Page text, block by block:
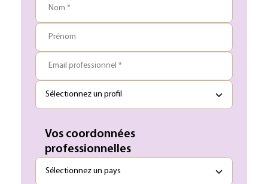
Nom *
Prénom
Email professionnel *
Vos coordonnées
professionnelles